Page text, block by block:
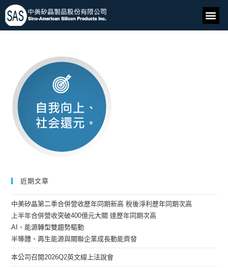
近期文章
中美矽晶第二季合併營收歷年同期新高 稅後淨利歷年同期次高
上半年合併營收突破400億元大關 達歷年同期次高
AI、能源轉型雙趨勢驅動
半導體、再生能源與關聯企業成長動能齊發
本公司召開2026Q2英文線上法說會